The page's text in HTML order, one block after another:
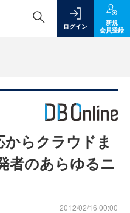
ログイン
新規
会員登録
らクラウドま
のあらゆるニ
2012/02/16 00:00